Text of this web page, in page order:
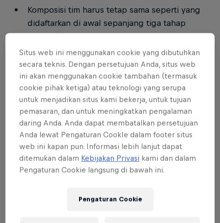
Komposisi tim harus tetap sama seperti yang
didaftarkan di awal sepanjang tiga tahap
kompetisi.
Setiap tim akan diizinkan untuk mengganti satu
anggota tim dalam semua tiga tahap kompetisi.
Setiap peserta hanya dapat menjadi bagian
dari satu tim.
Setiap peserta harus terdaftar di sebuah
universitas sepanjang acara.
Pembatasan tambahan mungkin berlaku sesuai
dengan usia dan/atau peraturan
lokal/nasional.
Apa itu Red Bull Campus Clutch?
Situs web ini menggunakan cookie yang dibutuhkan
secara teknis. Dengan persetujuan Anda, situs web
ini akan menggunakan cookie tambahan (termasuk
cookie pihak ketiga) atau teknologi yang serupa
untuk menjadikan situs kami bekerja, untuk tujuan
pemasaran, dan untuk meningkatkan pengalaman
daring Anda. Anda dapat membatalkan persetujuan
Anda lewat Pengaturan CookIe dalam footer situs
web ini kapan pun. Informasi lebih lanjut dapat
ditemukan dalam Kebijakan Privasi kami dan dalam
Pengaturan Cookie langsung di bawah ini.
Pengaturan Cookie